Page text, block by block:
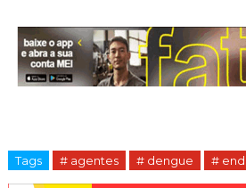
Tags # agentes # dengue #